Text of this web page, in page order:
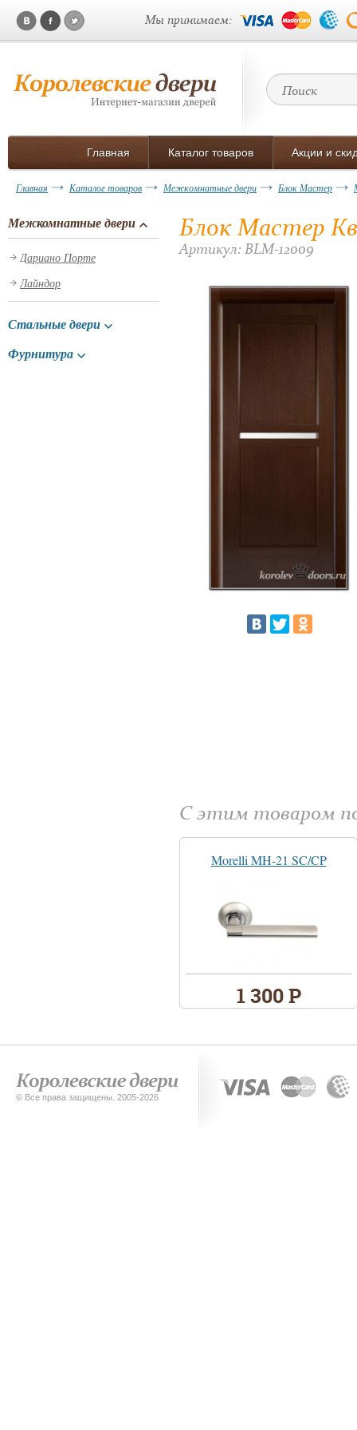
Мы принимаем:
Главная Каталог товаров Акции и
Главная Каталог товаров Межкомнатные двери Блок Мастер
Межкомнатные двери
Дариано Порте
Лайндор
Стальные двери
Фурнитура
Блок Мастер
Артикул: BLM-12009
С этим товаром
Morelli MH-21 SC/CP
1 300 Р
© Все права защищены. 2005-2026